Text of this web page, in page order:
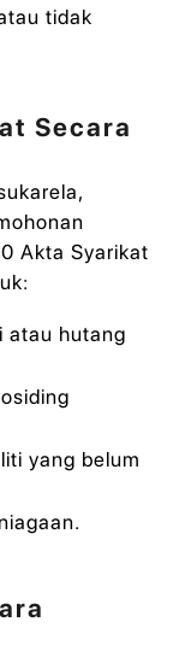
tidak
Secara
Akta Syarikat
atau hutang
yang belum